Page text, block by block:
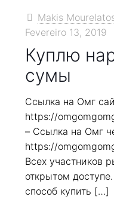
Makis
Fevereiro 13, 2019
Куплю
сумы
Ссылка на Омг
https://
– Ссылка на Омг
https://
Всех участников
открытом
способ купить […]